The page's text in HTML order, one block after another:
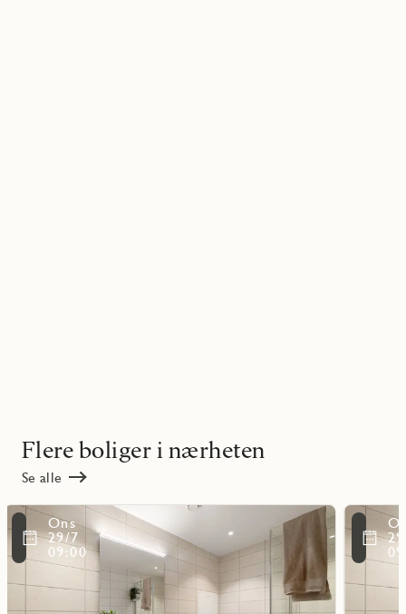
Flere boliger i nærheten
Se alle
Ons
29/7
09:00
Les
mer
objekt
A-
Les
mer
objekt
A-